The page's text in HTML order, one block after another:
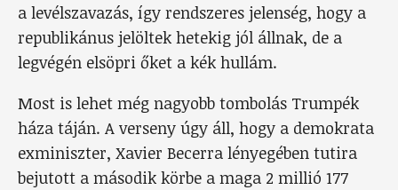
a levélszavazás, így rendszeres jelenség, hogy a
republikánus jelöltek hetekig jól állnak, de a
legvégén elsöpri őket a kék hullám.
Most is lehet még nagyobb tombolás Trumpék
háza táján. A verseny úgy áll, hogy a demokrata
exminiszter, Xavier Becerra lényegében tutira
bejutott a második körbe a maga 2 millió 177